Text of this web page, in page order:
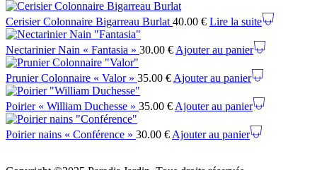
Cerisier Colonnaire Bigarreau Burlat 40.00 € Lire la suite
Nectarinier Nain « Fantasia » 30.00 € Ajouter au panier
Prunier Colonnaire « Valor » 35.00 € Ajouter au panier
Poirier « William Duchesse » 35.00 € Ajouter au panier
Poirier nains « Conférence » 30.00 € Ajouter au panier